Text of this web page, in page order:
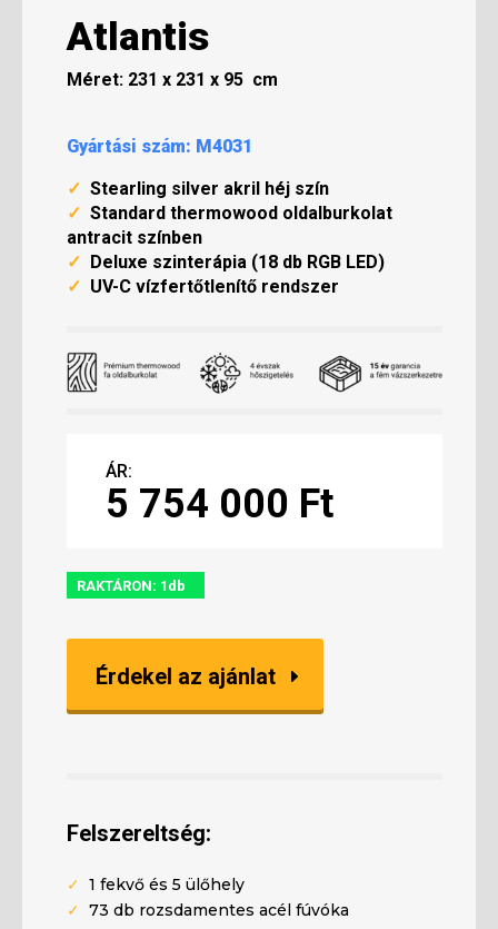
Atlantis
Méret: 231 x 231 x 95 cm
Gyártási szám: M4031
✓ Stearling silver akril héj szín
✓ Standard thermowood oldalburkolat
antracit színben
✓ Deluxe szinterápia (18 db RGB LED)
✓ UV-C vízfertőtlenítő rendszer
ÁR:
5 754 000 Ft
RAKTÁRON: 1db
Érdekel az ajánlat
Felszereltség:
✓ 1 fekvő és 5 ülőhely
✓ 73 db rozsdamentes acél fúvóka